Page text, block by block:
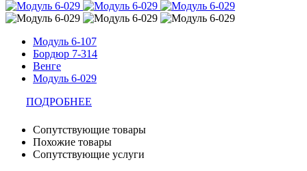
Модуль 6-107
Бордюр 7-314
Венге
Модуль 6-029
ПОДРОБНЕЕ
Сопутствующие товары
Похожие товары
Сопутствующие услуги